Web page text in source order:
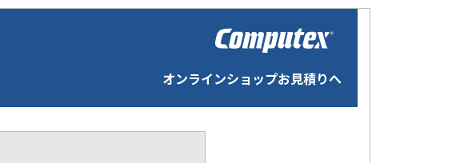
オンラインショップお見積りへ